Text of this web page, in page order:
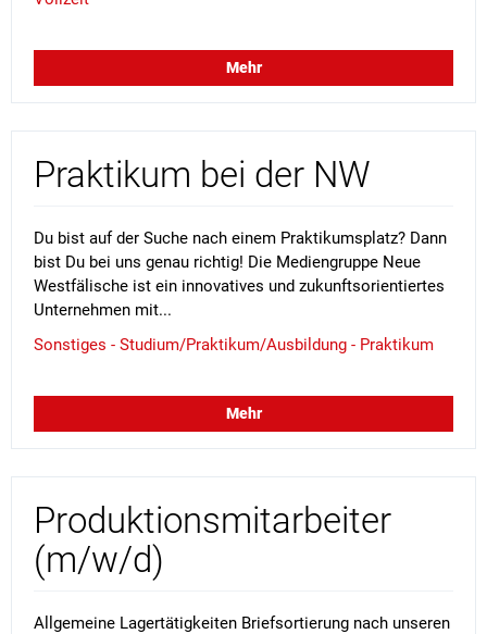
Mehr
Praktikum bei der NW
Du bist auf der Suche nach einem Praktikumsplatz? Dann
bist Du bei uns genau richtig! Die Mediengruppe Neue
Westfälische ist ein innovatives und zukunftsorientiertes
Unternehmen mit...
Sonstiges - Studium/Praktikum/Ausbildung - Praktikum
Mehr
Produktionsmitarbeiter
(m/w/d)
Allgemeine Lagertätigkeiten Briefsortierung nach unseren